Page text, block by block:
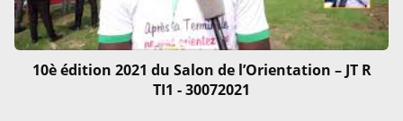
10è édition 2021 du Salon de l’Orientation – JT R
TI1 - 30072021